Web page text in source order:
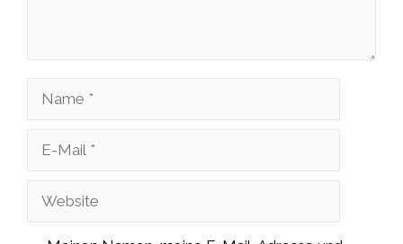
Name
Website